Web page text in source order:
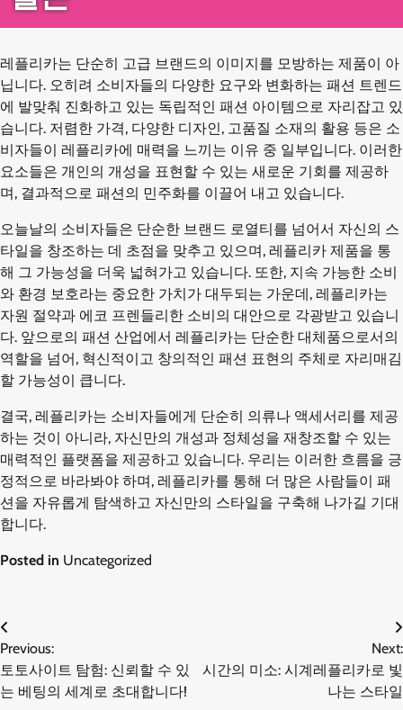
레플리카는 단순히 고급 브랜드의 이미지를 모방하는 제품이 아
닙니다. 오히려 소비자들의 다양한 요구와 변화하는 패션 트렌드
에 발맞춰 진화하고 있는 독립적인 패션 아이템으로 자리잡고 있
습니다. 저렴한 가격, 다양한 디자인, 고품질 소재의 활용 등은 소
비자들이 레플리카에 매력을 느끼는 이유 중 일부입니다. 이러한
요소들은 개인의 개성을 표현할 수 있는 새로운 기회를 제공하
며, 결과적으로 패션의 민주화를 이끌어 내고 있습니다.
오늘날의 소비자들은 단순한 브랜드 로열티를 넘어서 자신의 스
타일을 창조하는 데 초점을 맞추고 있으며, 레플리카 제품을 통
해 그 가능성을 더욱 넓혀가고 있습니다. 또한, 지속 가능한 소비
와 환경 보호라는 중요한 가치가 대두되는 가운데, 레플리카는
자원 절약과 에코 프렌들리한 소비의 대안으로 각광받고 있습니
다. 앞으로의 패션 산업에서 레플리카는 단순한 대체품으로서의
역할을 넘어, 혁신적이고 창의적인 패션 표현의 주체로 자리매김
할 가능성이 큽니다.
결국, 레플리카는 소비자들에게 단순히 의류나 액세서리를 제공
하는 것이 아니라, 자신만의 개성과 정체성을 재창조할 수 있는
매력적인 플랫폼을 제공하고 있습니다. 우리는 이러한 흐름을 긍
정적으로 바라봐야 하며, 레플리카를 통해 더 많은 사람들이 패
션을 자유롭게 탐색하고 자신만의 스타일을 구축해 나가길 기대
합니다.
Posted in Uncategorized
글
탐
Previous:
토토사이트 탐험: 신뢰할 수 있
는 베팅의 세계로 초대합니다!
Next:
시간의 미소: 시계레플리카로 빛
나는 스타일